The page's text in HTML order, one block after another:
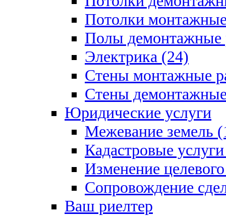
Потолки
Полы демонтажные
Электрика (24)
Стены монтажные
Стены
Юридические услуги
Межевание земель
Кадастровые
Изменение
Сопровождение
Ваш риелтер